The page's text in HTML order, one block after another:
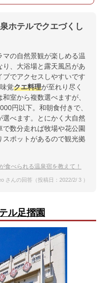
ホテルでクエづくし
の自然景観が楽しめる温
、大浴場と露天風呂があ
ブでアクセスしやすいです
覚クエ料理が至れり尽く
室から複数選べますが、
円以下。和朝食付きで、
べます。とにかく大自然
数分走れば牧場や花公園
スポットがあるので観光拠
が食べられる温泉宿を教えて！
さんの回答（投稿日：2022/2/ 3 ）
ル足摺園